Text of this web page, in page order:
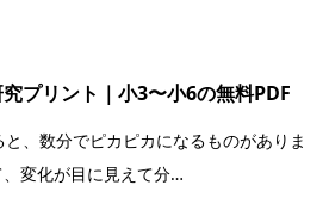
プリント｜小3〜小6の無料PDF
、数分でピカピカになるものがありま
変化が目に見えて分…